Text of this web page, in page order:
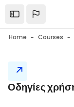
Open the sidebar
Home Courses
Blocks
Οδηγίες